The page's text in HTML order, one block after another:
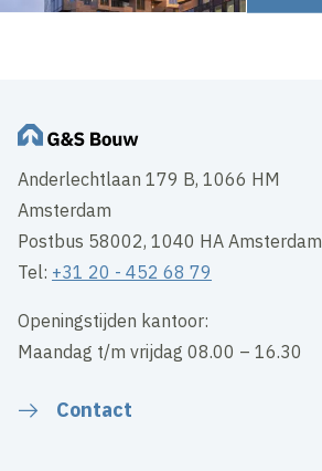
Anderlechtlaan 179 B, 1066 HM
Amsterdam
Postbus 58002, 1040 HA Amsterdam
Tel: +31 20 - 452 68 79
Openingstijden kantoor:
Maandag t/m vrijdag 08.00 – 16.30
Contact